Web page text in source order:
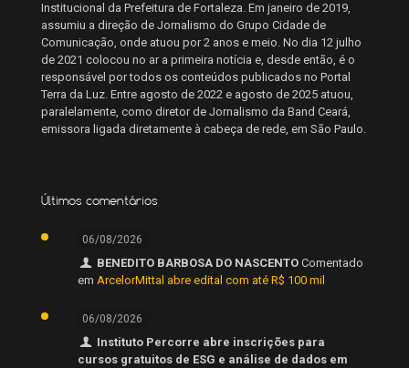
Institucional da Prefeitura de Fortaleza. Em janeiro de 2019,
assumiu a direção de Jornalismo do Grupo Cidade de
Comunicação, onde atuou por 2 anos e meio. No dia 12 julho
de 2021 colocou no ar a primeira notícia e, desde então, é o
responsável por todos os conteúdos publicados no Portal
Terra da Luz. Entre agosto de 2022 e agosto de 2025 atuou,
paralelamente, como diretor de Jornalismo da Band Ceará,
emissora ligada diretamente à cabeça de rede, em São Paulo.
Últimos comentários
06/08/2026
BENEDITO BARBOSA DO NASCENTO Comentado
em ArcelorMittal abre edital com até R$ 100 mil
06/08/2026
Instituto Percorre abre inscrições para
cursos gratuitos de ESG e análise de dados em